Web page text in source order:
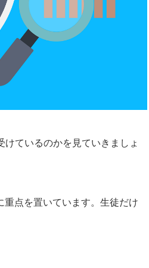
ているのかを見ていきましょ
点を置いています。生徒だけ